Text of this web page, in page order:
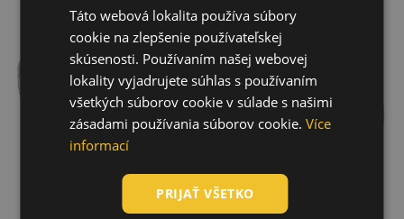
CZECH
SLOVAK
ROMANIAN
Táto webová lokalita používa súbory
cookie na zlepšenie používateľskej
skúsenosti. Používaním našej webovej
lokality vyjadrujete súhlas s používaním
všetkých súborov cookie v súlade s našimi
zásadami používania súborov cookie. Více
informací
PRIJAŤ VŠETKO